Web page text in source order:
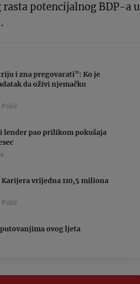
potencijalnog BDP-a u
i zna pregovarati”: Ko je
da oživi njemačku
lender pao prilikom pokušaja
vrijedna 110,5 miliona
ovog ljeta